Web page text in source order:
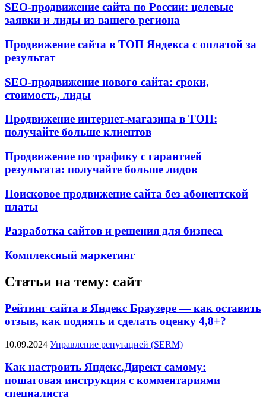
SEO-продвижение сайта по России: целевые
заявки и лиды из вашего региона
Продвижение сайта в ТОП Яндекса с оплатой за
результат
SEO-продвижение нового сайта: сроки,
стоимость, лиды
Продвижение интернет-магазина в ТОП:
получайте больше клиентов
Продвижение по трафику с гарантией
результата: получайте больше лидов
Поисковое продвижение сайта без абонентской
платы
Разработка сайтов и решения для бизнеса
Комплексный маркетинг
Статьи на тему: сайт
Рейтинг сайта в Яндекс Браузере — как оставить
отзыв, как поднять и сделать оценку 4,8+?
10.09.2024 Управление репутацией (SERM)
Как настроить Яндекс.Директ самому:
пошаговая инструкция с комментариями
специалиста